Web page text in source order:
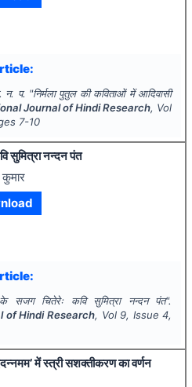
न. प. "निर्मला पुतुल की कविताओं में आदिवासी
Journal of Hindi Research, Vol
7-10
सुमित्रा नन्दन पंत
सजग चितेरेः कवि सुमित्रा नन्दन पंत".
of Hindi Research, Vol 9, Issue4,
में स्त्री सशक्तीकरण का वर्णन